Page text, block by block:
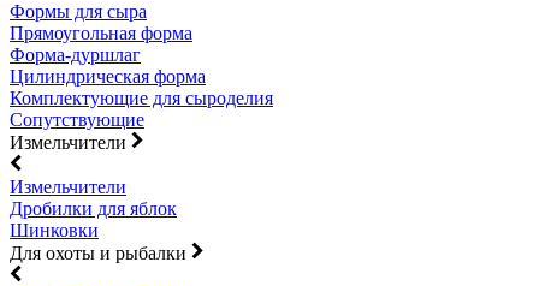
Формы для сыра
Прямоугольная форма
Форма-дуршлаг
Цилиндрическая форма
Комплектующие для сыроделия
Сопутствующие
Измельчители
Измельчители
Дробилки для яблок
Шинковки
Для охоты и рыбалки